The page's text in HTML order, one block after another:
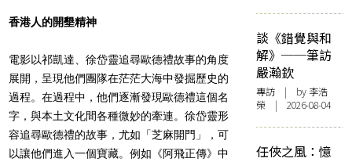
香港人的開墾精神
電影以祁凱達、徐岱靈追尋歐德禮故事的角度
展開，呈現他們團隊在茫茫大海中發掘歷史的
過程。在過程中，他們逐漸發現歐德禮這個名
字，與本土文化間各種微妙的牽連。徐岱靈形
容追尋歐德禮的故事，尤如「芝麻開門」，可
以讓他們進入一個寶藏。例如《阿飛正傳》中
談《錯覺與和
解》──筆訪
嚴瀚欽
專訪 | by 李浩
榮 | 2026-08-04
任俠之風：憶